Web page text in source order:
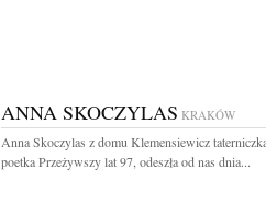
ANNA SKOCZYLAS KRAKÓW
Anna Skoczylas z domu Klemensiewicz
poetka Przeżywszy lat 97, odeszła od nas dnia...